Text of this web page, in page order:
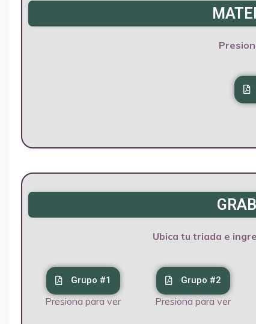
Ubica tu triada e
Grupo #1
Presiona para ver
Grupo #2
Presiona para ver